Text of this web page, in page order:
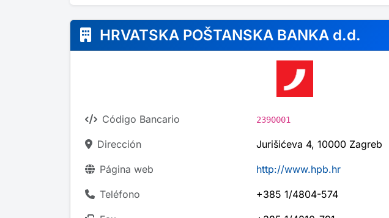
HRVATSKA POŠTANSKA BANKA d.d.
Código Bancario 2390001
Dirección Jurišićeva 4, 10000 Zagreb
Página web http://www.hpb.hr
Teléfono +385 1/4804-574